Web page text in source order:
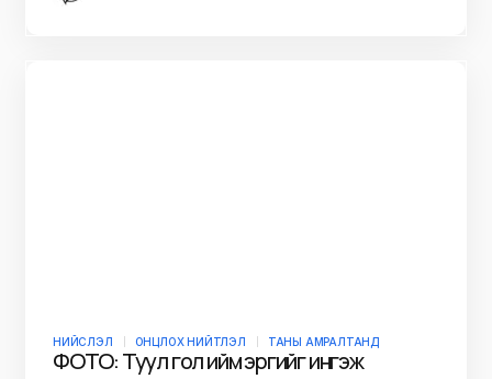
НИЙСЛЭЛ ОНЦЛОХ НИЙТЛЭЛ ТАНЫ АМРАЛТАНД
ФОТО: Туул гол ийм эргийг ингэж